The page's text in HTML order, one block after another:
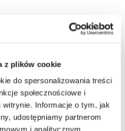
z plików cookie
do spersonalizowania treści
społecznościowe i
Informacje o tym, jak
udostępniamy partnerom
i analitycznym.
WSPÓŁPRACY
MAREK: